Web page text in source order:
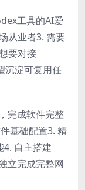
工具的AI爱
从业者3. 需要
要对接
沉淀可复用任
完成软件完整
基础配置3. 精
4. 自主搭建
立完成完整网